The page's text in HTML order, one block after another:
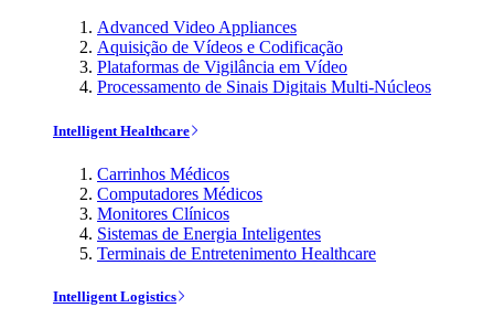
Advanced Video Appliances
Aquisição de Vídeos e Codificação
Plataformas de Vigilância em Vídeo
Processamento de Sinais Digitais Multi-Núcleos
Intelligent Healthcare
Carrinhos Médicos
Computadores Médicos
Monitores Clínicos
Sistemas de Energia Inteligentes
Terminais de Entretenimento Healthcare
Intelligent Logistics